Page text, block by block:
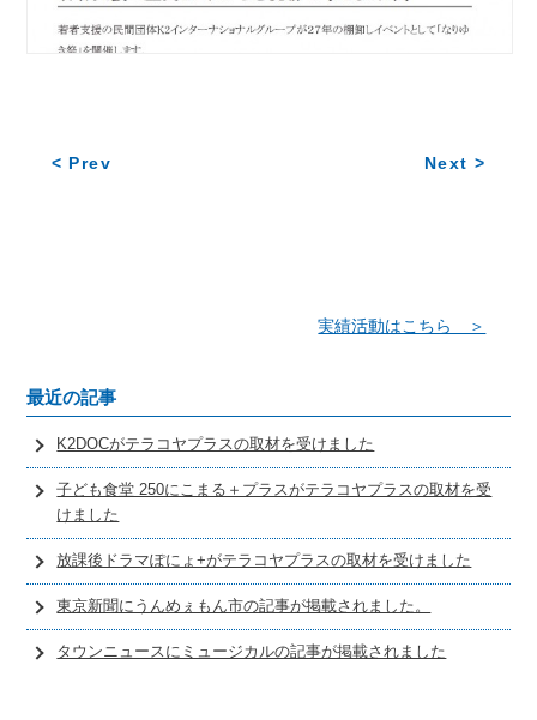
< Prev Next >
実績活動はこちら ＞
最近の記事
K2DOCがテラコヤプラスの取材を受けました
子ども食堂 250にこまる＋プラスがテラコヤプラスの取材を受
けました
放課後ドラマぽにょ+がテラコヤプラスの取材を受けました
東京新聞にうんめぇもん市の記事が掲載されました。
タウンニュースにミュージカルの記事が掲載されました